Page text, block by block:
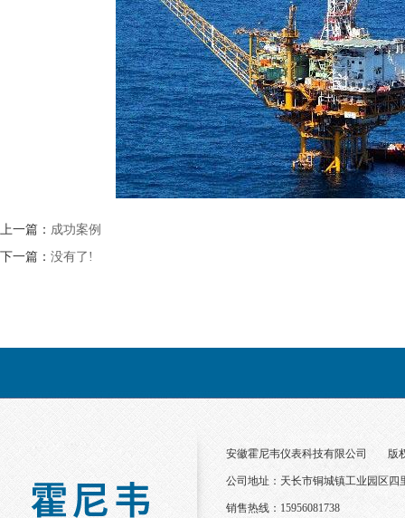
上一篇： 成功案例
下一篇： 没有了!
安徽霍尼韦仪表科技有限公司 版
公司地址：天长市铜城镇工业园区四
销售热线：15956081738